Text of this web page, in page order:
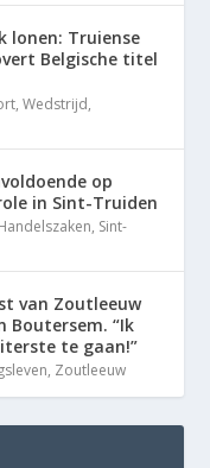
lonen: Truiense
Belgische titel
,Wedstrijd,
op
in Sint-Truiden
, Sint-
van Zoutleeuw
Boutersem. “Ik
te gaan!”
, Zoutleeuw